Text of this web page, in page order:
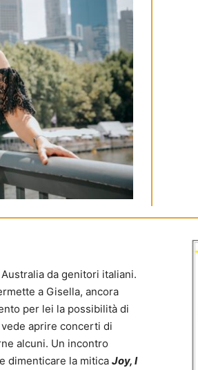
da genitori italiani.
a Gisella, ancora
per lei la possibilità di
vede aprire concerti di
alcuni. Un incontro
dimenticare la mitica Joy, I